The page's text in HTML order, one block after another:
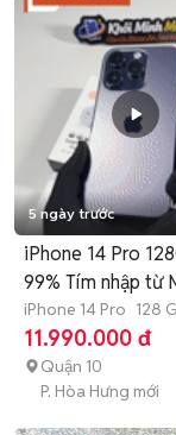
5 ngày trước
iPhone 14 Pro
99% Tím nhập từ
áp
iPhone 14 Pro 128
tháng
11.990.000 đ
Quận 10
P. Hòa Hưng mới